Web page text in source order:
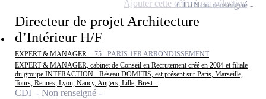
Directeur de projet Architecture
d’Intérieur H/F
EXPERT & MANAGER - 75 - PARIS 1ER ARRONDISSEMENT
EXPERT & MANAGER, cabinet de Conseil en Recrutement créé en 2004 et filiale
du groupe INTERACTION - Réseau DOMITIS, est présent sur Paris, Marseille,
Tours, Rennes, Lyon, Nancy, Angers, Lille, Brest...
CDI - Non renseigné
CDINon renseigné
Ajouter cette offre à ma sélection